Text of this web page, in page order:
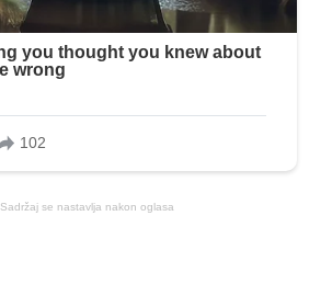
Sadržaj se nastavlja nakon oglasa